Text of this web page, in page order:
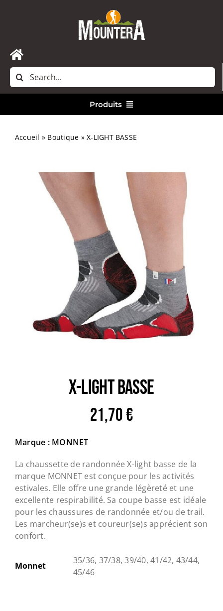
Toggle
Navigation
Accueil
Rechercher:
Produits
Bivouac
Trail
Escalade / Alpinisme
Bons Plans
Accueil » Boutique »X-LIGHT BASSE
X-LIGHT BASSE
21,70€
Marque : MONNET
La chaussette de randonnée X-light basse de la
marque MONNET est conçue pour les activités
estivales. Elle offre une grande légèreté et une
excellente respirabilité. Sa coupe basse est idéale
pour les chaussures de randonnée et/ou de trail.
Les marcheur(se)s et coureur(se)s apprécient son
confort.
Monnet
35/36, 37/38, 39/40, 41/42, 43/44,
45/46